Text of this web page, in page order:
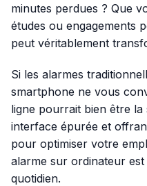
minutes perdues ? Que
études ou engagements
peut véritablement
Si les alarmes
smartphone ne vous
ligne pourrait bien être
interface épurée et
pour optimiser votre
alarme sur ordinateur
quotidien.